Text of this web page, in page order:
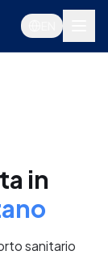
in
sanitario